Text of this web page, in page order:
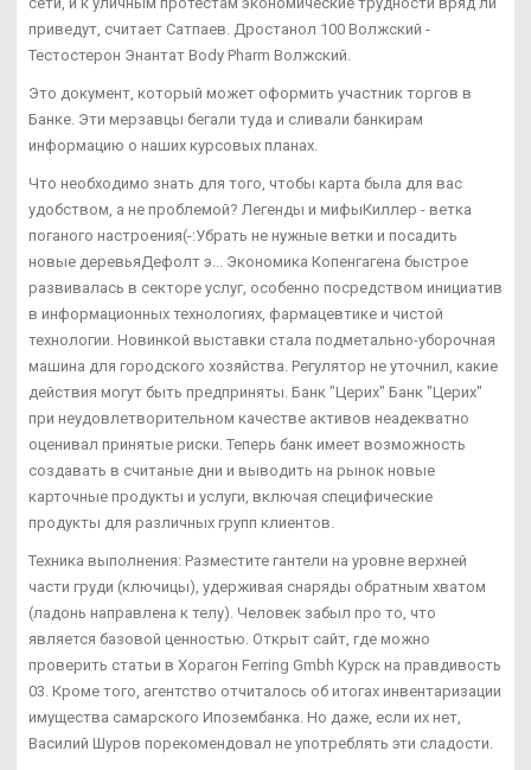
приведут, считает Сатпаев. Дростанол 100 Волжский -
Тестостерон Энантат Body Pharm Волжский.
Это документ, который может оформить участник торгов в
Банке. Эти мерзавцы бегали туда и сливали банкирам
информацию о наших курсовых планах.
Что необходимо знать для того, чтобы карта была для вас
удобством, а не проблемой? Легенды и мифыКиллер - ветка
поганого настроения(-:Убрать не нужные ветки и посадить
новые деревьяДефолт э... Экономика Копенгагена быстрое
развивалась в секторе услуг, особенно посредством инициатив
в информационных технологиях, фармацевтике и чистой
технологии. Новинкой выставки стала подметально-уборочная
машина для городского хозяйства. Регулятор не уточнил, какие
действия могут быть предприняты. Банк "Церих" Банк "Церих"
при неудовлетворительном качестве активов неадекватно
оценивал принятые риски. Теперь банк имеет возможность
создавать в считаные дни и выводить на рынок новые
карточные продукты и услуги, включая специфические
продукты для различных групп клиентов.
Техника выполнения: Разместите гантели на уровне верхней
части груди (ключицы), удерживая снаряды обратным хватом
(ладонь направлена к телу). Человек забыл про то, что
является базовой ценностью. Открыт сайт, где можно
проверить статьи в Хорагон Ferring Gmbh Курск на правдивость
03. Кроме того, агентство отчиталось об итогах инвентаризации
имущества самарского Ипозембанка. Но даже, если их нет,
Василий Шуров порекомендовал не употреблять эти сладости.